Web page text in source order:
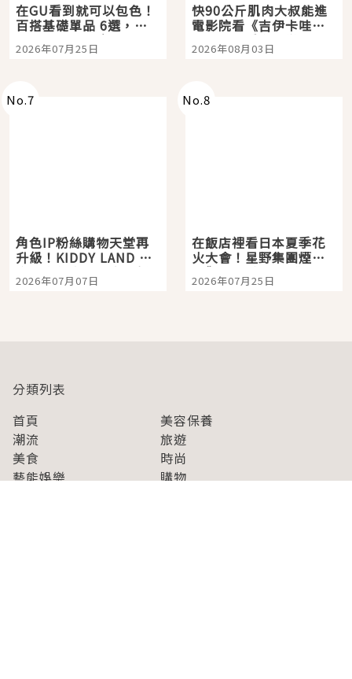
在GU看到就可以包色！
百搭基礎單品 6選，閉
眼全收也不心疼
2026年07月25日
快90公斤肌肉大叔能進
電影院看《吉伊卡哇》
嗎？日本重金屬樂團
「打首」會長與nagano
2026年08月03日
No.7
角色IP粉絲購物天堂再
升級！KIDDY LAND 原
宿店吉伊卡哇迎客，新
開幕 OMOKADO 店3分
2026年07月07日
No.8
在飯店裡看日本夏季花
火大會！星野集團煙火
景觀飯店6選，讓你不用
人擠人悠閒欣賞
2026年07月25日
分類列表
首頁
美容保養
潮流
旅遊
美食
時尚
藝能娛樂
購物